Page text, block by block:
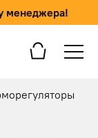
менеджера!